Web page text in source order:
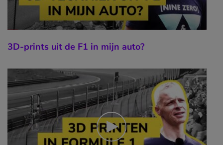
3D-prints uit de F1 in mijn auto?